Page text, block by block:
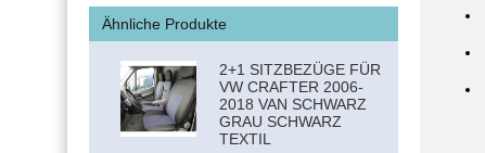
Ähnliche Produkte
2+1 SITZBEZÜGE FÜR
VW CRAFTER 2006-
2018 VAN SCHWARZ
GRAU SCHWARZ
TEXTIL